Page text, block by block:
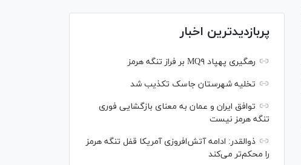
پربازدیدترین اخبار
رهگیری پهپاد MQ۹ بر فراز تنگه هرمز
تخلیه شهرستان جاسک تکذیب شد
توافق ایران و عمان به معنای بازگشایی فوری
تنگه هرمز نیست
ذوالقدر: ادامه آتش‌افروزی آمریکا قفل تنگه هرمز
را محکم‌تر می‌کند